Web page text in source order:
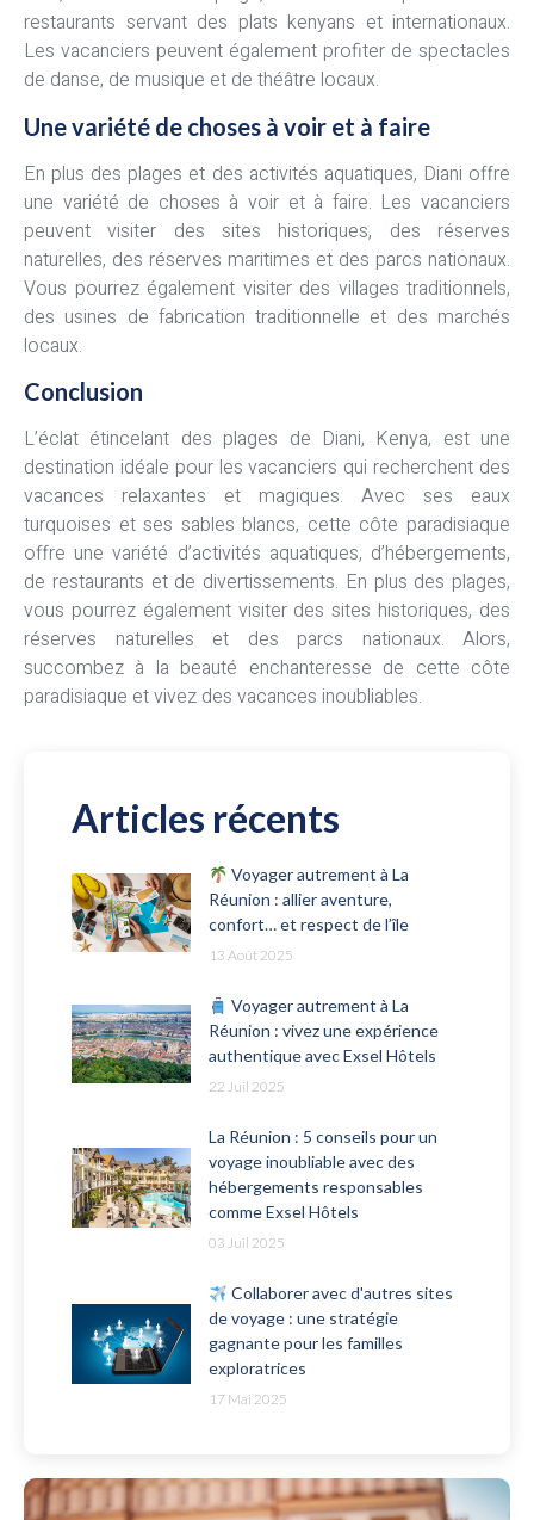
restaurants servant des plats kenyans et internationaux.
Les vacanciers peuvent également profiter de spectacles
de danse, de musique et de théâtre locaux.
Une variété de choses à voir et à faire
En plus des plages et des activités aquatiques, Diani offre
une variété de choses à voir et à faire. Les vacanciers
peuvent visiter des sites historiques, des réserves
naturelles, des réserves maritimes et des parcs nationaux.
Vous pourrez également visiter des villages traditionnels,
des usines de fabrication traditionnelle et des marchés
locaux.
Conclusion
L’éclat étincelant des plages de Diani, Kenya, est une
destination idéale pour les vacanciers qui recherchent des
vacances relaxantes et magiques. Avec ses eaux
turquoises et ses sables blancs, cette côte paradisiaque
offre une variété d’activités aquatiques, d’hébergements,
de restaurants et de divertissements. En plus des plages,
vous pourrez également visiter des sites historiques, des
réserves naturelles et des parcs nationaux. Alors,
succombez à la beauté enchanteresse de cette côte
paradisiaque et vivez des vacances inoubliables.
Articles récents
Voyager autrement à La
Réunion : allier aventure,
confort… et respect de l’île
13 Août 2025
Voyager autrement à La
Réunion : vivez une expérience
authentique avec Exsel Hôtels
22 Juil 2025
La Réunion : 5 conseils pour un
voyage inoubliable avec des
hébergements responsables
comme Exsel Hôtels
03 Juil 2025
Collaborer avec d'autres sites
de voyage : une stratégie
gagnante pour les familles
exploratrices
17 Mai 2025